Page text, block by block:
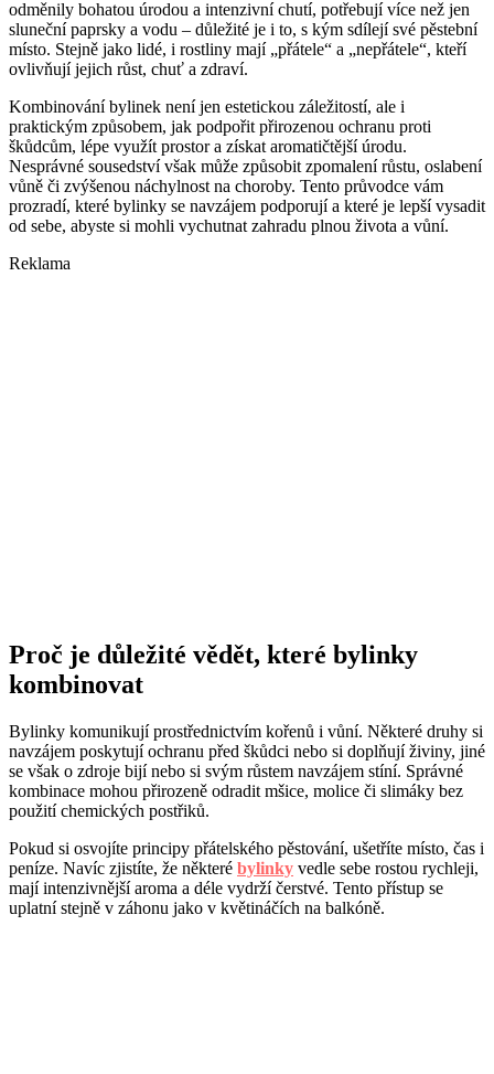
odměnily bohatou úrodou a intenzivní chutí, potřebují více než jen
sluneční paprsky a vodu – důležité je i to, s kým sdílejí své pěstební
místo. Stejně jako lidé, i rostliny mají „přátele“ a „nepřátele“, kteří
ovlivňují jejich růst, chuť a zdraví.
Kombinování bylinek není jen estetickou záležitostí, ale i
praktickým způsobem, jak podpořit přirozenou ochranu proti
škůdcům, lépe využít prostor a získat aromatičtější úrodu.
Nesprávné sousedství však může způsobit zpomalení růstu, oslabení
vůně či zvýšenou náchylnost na choroby. Tento průvodce vám
prozradí, které bylinky se navzájem podporují a které je lepší vysadit
od sebe, abyste si mohli vychutnat zahradu plnou života a vůní.
Reklama
Proč je důležité vědět, které bylinky
kombinovat
Bylinky komunikují prostřednictvím kořenů i vůní. Některé druhy si
navzájem poskytují ochranu před škůdci nebo si doplňují živiny, jiné
se však o zdroje bijí nebo si svým růstem navzájem stíní. Správné
kombinace mohou přirozeně odradit mšice, molice či slimáky bez
použití chemických postřiků.
Pokud si osvojíte principy přátelského pěstování, ušetříte místo, čas i
peníze. Navíc zjistíte, že některé bylinky vedle sebe rostou rychleji,
mají intenzivnější aroma a déle vydrží čerstvé. Tento přístup se
uplatní stejně v záhonu jako v květináčích na balkóně.